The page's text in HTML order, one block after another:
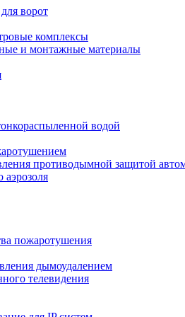
ворот
комплексы
и монтажные материалы
водой
противодымной защитой
аэрозоля
пожаротушения
дымоудалением
телевидения